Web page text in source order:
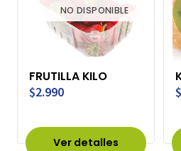
NO DISPONIBLE
FRUTILLA KILO
$2.990
Ver detalles